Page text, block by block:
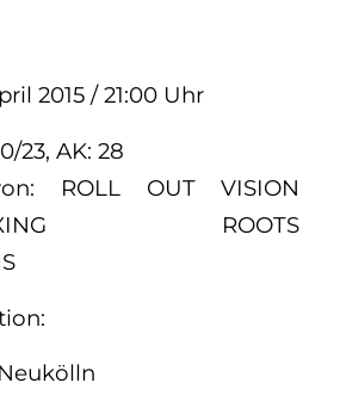
2015 / 21:00 Uhr
23, AK: 28
ROLL OUT VISION
MIXING ROOTS